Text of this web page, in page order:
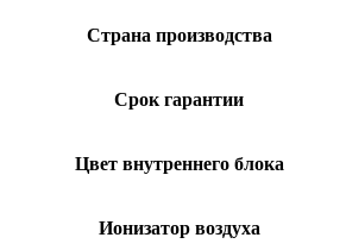
Страна производства
Срок гарантии
Цвет внутреннего блока
Ионизатор воздуха